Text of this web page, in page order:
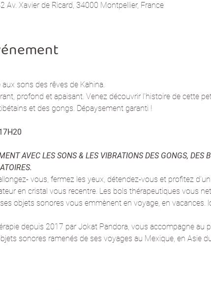
Av. Xavier de Ricard, 34000 Montpellier, France
sons des rêves de Kahina.
profond et apaisant. Venez découvrir l'histoire de cette
et des gongs. Dépaysement garanti !
AVEC LES SONS & LES VIBRATIONS DES GONGS, DES
vous, fermez les yeux, détendez-vous et profitez
en cristal vous recentre. Les bols thérapeutiques vous
objets sonores vous emmènent en voyage, en vacances.
depuis 2017 par Jokat Pandora, vous accompagne au
sonores ramenés de ses voyages au Mexique, en Asie